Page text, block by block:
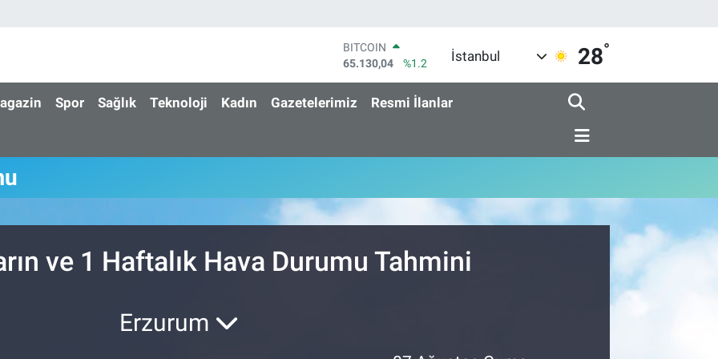
BITCOIN
65.130,04
%1.2
47,7106
%0.17
EURO
64,4046
%0.35
BİST100
13.773
%-19
İstanbul 28°
Spor Sağlık Teknoloji Kadın Gazetelerimiz Resmi İlanlar
ve 1 Haftalık Hava Durumu Tahmini
Erzurum